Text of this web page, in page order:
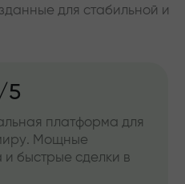
для стабильной и
5
платформа для
Мощные
быстрые сделки в